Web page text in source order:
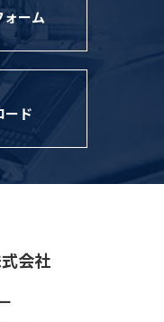
ォーム
ード
会社